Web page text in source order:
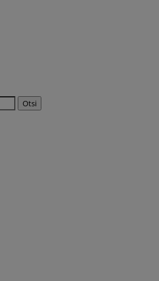
Otsi